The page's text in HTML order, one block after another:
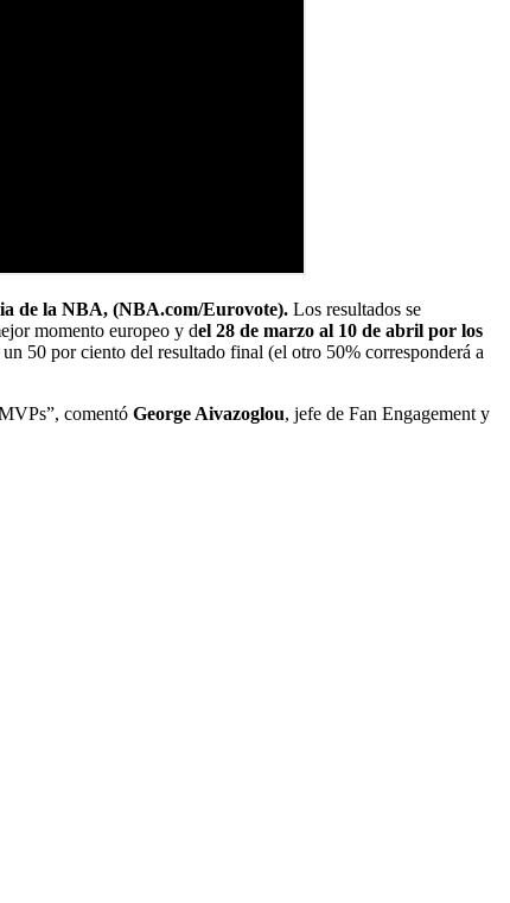
de la NBA, (NBA.com/Eurovote). Los resultados se
momento europeo y del 28 de marzo al 10 de abril por los
50 por ciento del resultado final (el otro 50% corresponderá a
comentó George Aivazoglou, jefe de Fan Engagement y